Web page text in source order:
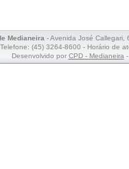
Medianeira- Avenida José Callegari,
Telefone: (45) 3264-8600 - Horário de
Desenvolvido por CPD - Medianeira-